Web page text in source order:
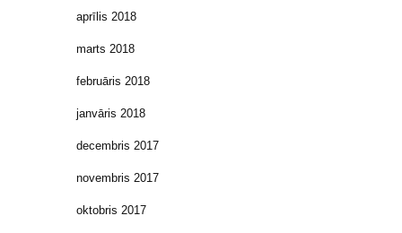
aprīlis 2018
marts 2018
februāris 2018
janvāris 2018
decembris 2017
novembris 2017
oktobris 2017